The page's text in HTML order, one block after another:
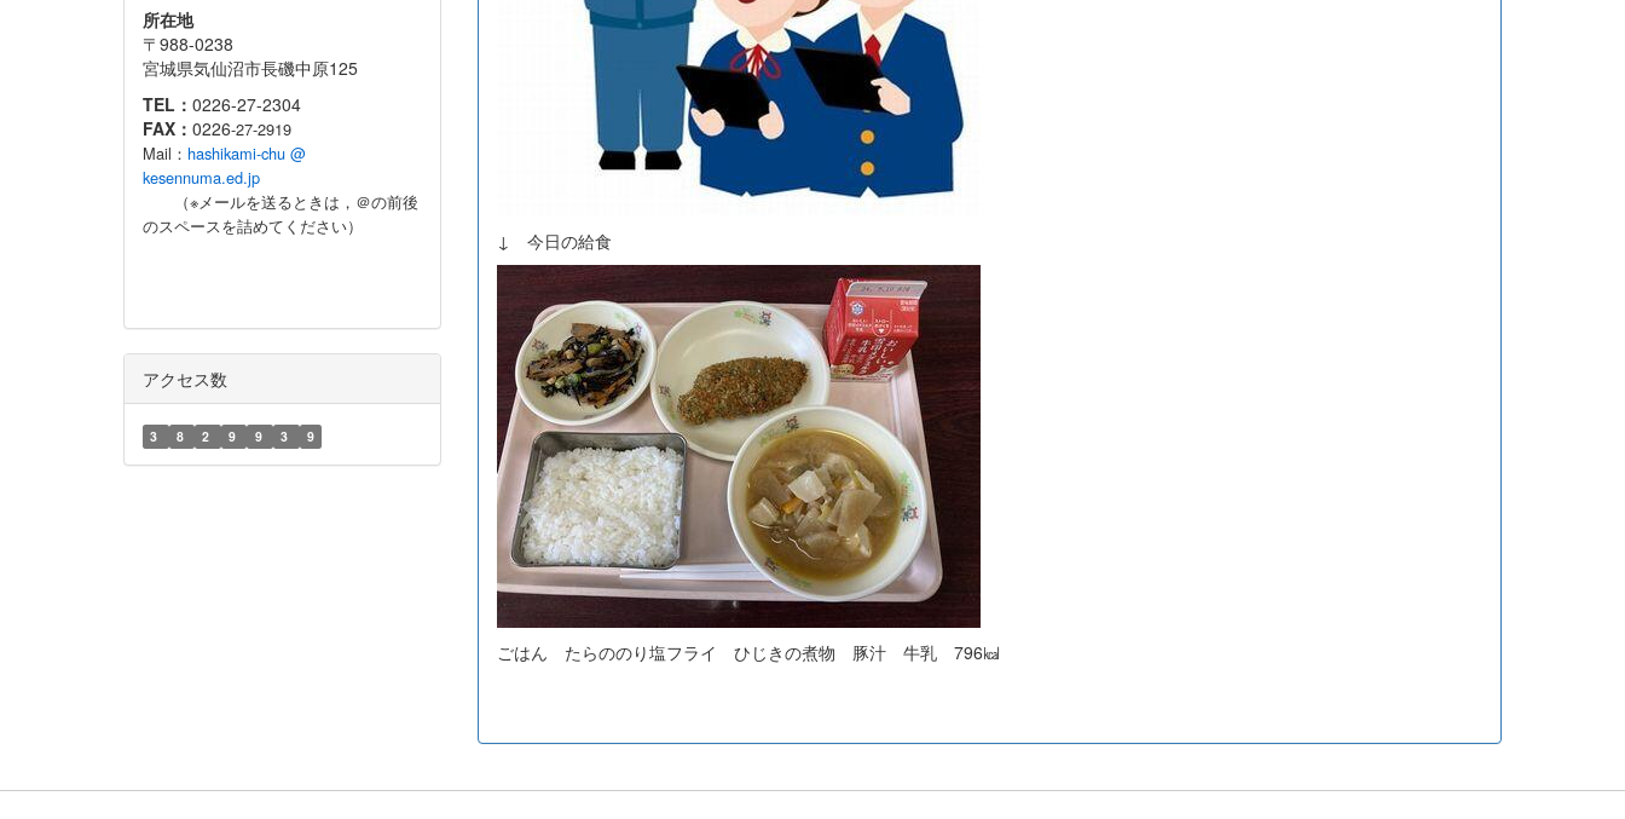
↓ 今日の給食
ごはん たらののり塩フライ ひじきの煮物 豚汁 牛乳 796㎉
所在地
〒988-0238
宮城県気仙沼市長磯中原125
TEL： 0226-27-2304
FAX： 0226-27-2919
Mail： hashikami-chu @
kesennuma.ed.jp
（※メールを送るときは，＠の前後
のスペースを詰めてください）
アクセス数
3 8 2 9 9 3 9